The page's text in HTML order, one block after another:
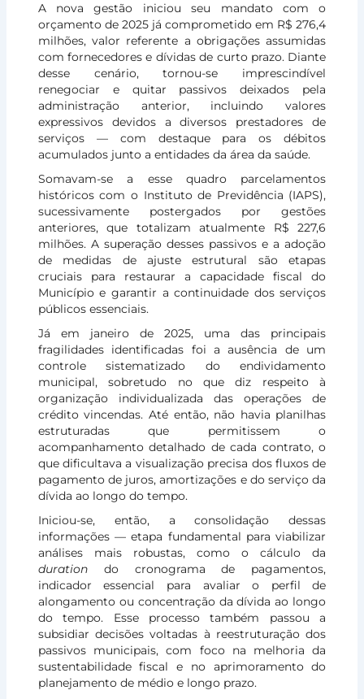
A nova gestão iniciou seu mandato com o
orçamento de 2025 já comprometido em R$ 276,4
milhões, valor referente a obrigações assumidas
com fornecedores e dívidas de curto prazo. Diante
desse cenário, tornou-se imprescindível
renegociar e quitar passivos deixados pela
administração anterior, incluindo valores
expressivos devidos a diversos prestadores de
serviços — com destaque para os débitos
acumulados junto a entidades da área da saúde.
Somavam-se a esse quadro parcelamentos
históricos com o Instituto de Previdência (IAPS),
sucessivamente postergados por gestões
anteriores, que totalizam atualmente R$ 227,6
milhões. A superação desses passivos e a adoção
de medidas de ajuste estrutural são etapas
cruciais para restaurar a capacidade fiscal do
Município e garantir a continuidade dos serviços
públicos essenciais.
Já em janeiro de 2025, uma das principais
fragilidades identificadas foi a ausência de um
controle sistematizado do endividamento
municipal, sobretudo no que diz respeito à
organização individualizada das operações de
crédito vincendas. Até então, não havia planilhas
estruturadas que permitissem o
acompanhamento detalhado de cada contrato, o
que dificultava a visualização precisa dos fluxos de
pagamento de juros, amortizações e do serviço da
dívida ao longo do tempo.
Iniciou-se, então, a consolidação dessas
informações — etapa fundamental para viabilizar
análises mais robustas, como o cálculo da
durationdo cronograma de pagamentos,
indicador essencial para avaliar o perfil de
alongamento ou concentração da dívida ao longo
do tempo. Esse processo também passou a
subsidiar decisões voltadas à reestruturação dos
passivos municipais, com foco na melhoria da
sustentabilidade fiscal e no aprimoramento do
planejamento de médio e longo prazo.